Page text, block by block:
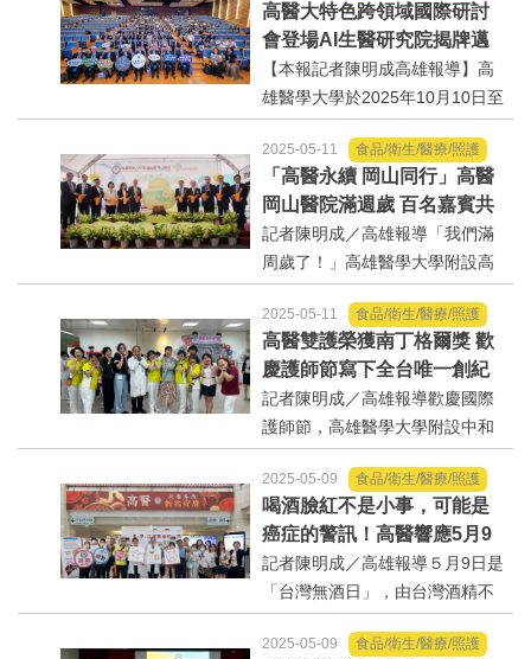
選舉/民調
觀光旅遊
出版（影音/圖書/雜誌）
文化資產/文物保護
旅館/民宿
好人好事/人物介紹
（以下簡稱金屬中心）於114年1
0月13日假南科智慧生醫旗艦館舉
行合作備忘錄(MOU)簽署儀式...
高醫大特色跨領域國際研討
會登場AI生醫研究院揭牌邁
向新里程
【本報記者陳明成高雄報導】高
雄醫學大學於2025年10月10日至
12日辦「2025高醫特色跨領域國
際研討會（2025KMUInternation
alConferenceonBioMedicine,IC
OBM）」，並於開幕式舉行「人
工智慧生醫研究院」揭牌...
2025-05-11 食品/衛生/醫療/照護
「高醫永續 岡山同行」高醫
岡山醫院滿週歲 百名嘉賓共
同見證「生命之樹」茁壯啟
動
記者陳明成／高雄報導「我們滿
周歲了！」高雄醫學大學附設高
醫岡山醫院1周年院慶典禮8日熱
鬧揭幕，上百位各界嘉賓、體系
首長、在地人士及區里長、民眾
到場，共同見證生命之樹啟
動，...
2025-05-11 食品/衛生/醫療/照護
高醫雙護榮獲南丁格爾獎 歡
慶護師節寫下全台唯一創紀
錄的感動
記者陳明成／高雄報導歡慶國際
護師節，高雄醫學大學附設中和
紀念醫院（以下簡稱高醫）於5月
9日舉辦溫馨隆重的慶祝大會，向
第一線辛勞付出的護理人員致上
最深敬意。今年高醫護理部更以
專業與實力寫下榮耀新頁...
2025-05-09 食品/衛生/醫療/照護
喝酒臉紅不是小事，可能是
癌症的警訊！高醫響應5月9
日「台灣無酒日」 從【戒一
杯】開始，翻轉食道癌、頭
頸癌！
記者陳明成／高雄報導５月9日是
「台灣無酒日」，由台灣酒精不
耐症衛教協會發起，串聯全台200
多個公私機構與醫療院所，共同
2025-05-09 食品/衛生/醫療/照護